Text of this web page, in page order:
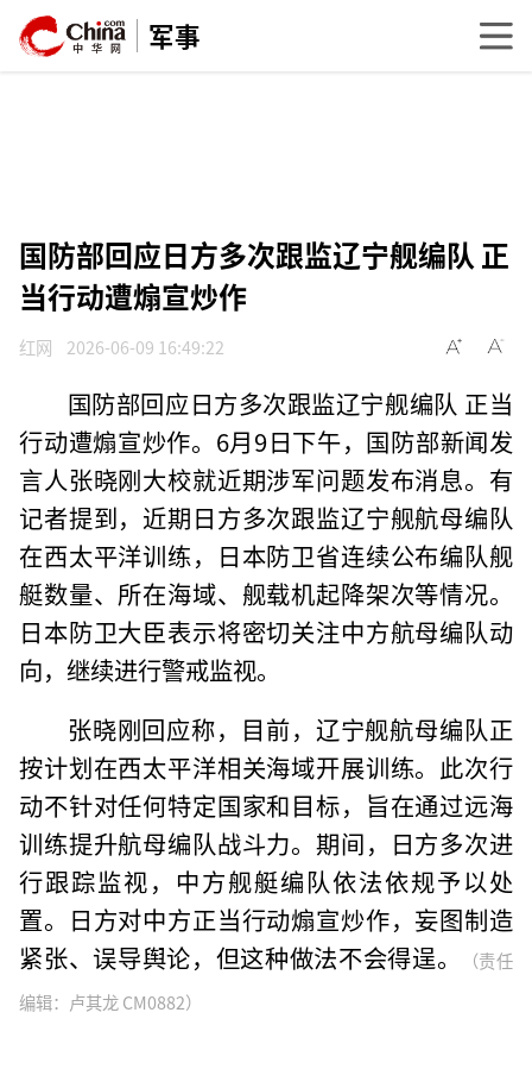
军事
国防部回应日方多次跟监辽宁舰编队 正
当行动遭煽宣炒作
红网 2026-06-09 16:49:22
国防部回应日方多次跟监辽宁舰编队 正当
行动遭煽宣炒作。6月9日下午，国防部新闻发
言人张晓刚大校就近期涉军问题发布消息。有
记者提到，近期日方多次跟监辽宁舰航母编队
在西太平洋训练，日本防卫省连续公布编队舰
艇数量、所在海域、舰载机起降架次等情况。
日本防卫大臣表示将密切关注中方航母编队动
向，继续进行警戒监视。
张晓刚回应称，目前，辽宁舰航母编队正
按计划在西太平洋相关海域开展训练。此次行
动不针对任何特定国家和目标，旨在通过远海
训练提升航母编队战斗力。期间，日方多次进
行跟踪监视，中方舰艇编队依法依规予以处
置。日方对中方正当行动煽宣炒作，妄图制造
紧张、误导舆论，但这种做法不会得逞。
（责任
编辑：卢其龙 CM0882）